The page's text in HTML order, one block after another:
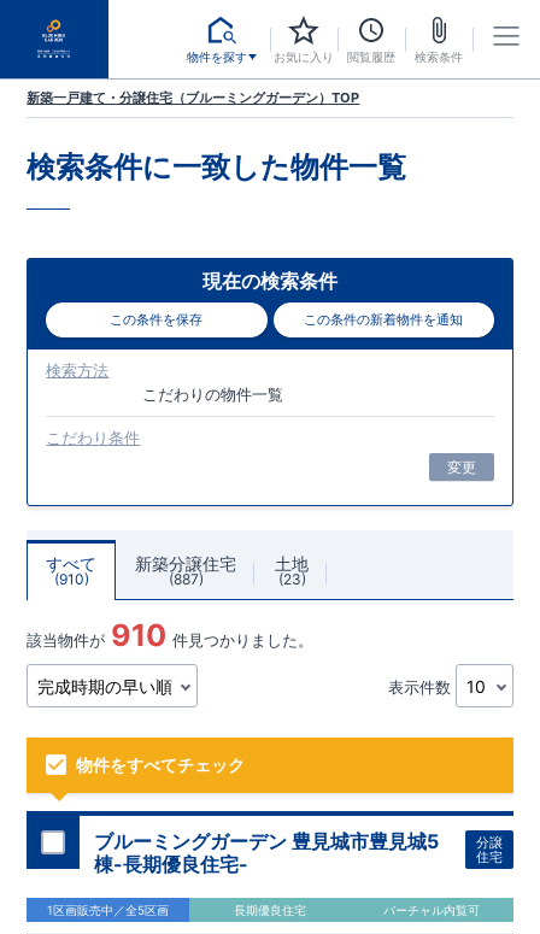
物件を探す お気に入り 閲覧履歴 検索条件
新築一戸建て・分譲住宅（ブルーミングガーデン）TOP
検索条件に一致した物件一覧
現在の検索条件
この条件を保存 この条件の新着物件を通知
検索方法
こだわりの物件一覧
こだわり条件
変更
すべて
910
新築分譲住宅
887
土地
23
該当物件が 910 件見つかりました。
表示件数
物件をすべてチェック
ブルーミングガーデン 豊見城市豊見城5
棟-長期優良住宅-
分譲
住宅
1区画販売中／全5区画 長期優良住宅 バーチャル内覧可